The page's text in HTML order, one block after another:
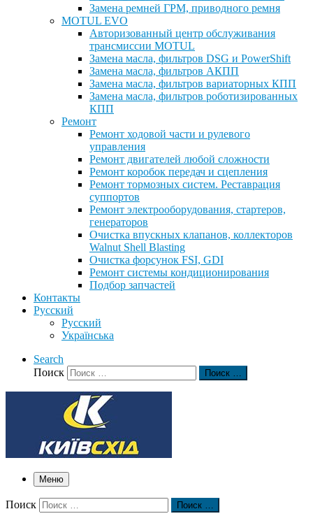
Замена ремней ГРМ, приводного ремня
MOTUL EVO
Авторизованный центр обслуживания
трансмиссии MOTUL
Замена масла, фильтров DSG и PowerShift
Замена масла, фильтров АКПП
Замена масла, фильтров вариаторных КПП
Замена масла, фильтров роботизированных
КПП
Ремонт
Ремонт ходовой части и рулевого
управления
Ремонт двигателей любой сложности
Ремонт коробок передач и сцепления
Ремонт тормозных систем. Реставрация
суппортов
Ремонт электрооборудования, стартеров,
генераторов
Очистка впускных клапанов, коллекторов
Walnut Shell Blasting
Очистка форсунок FSI, GDI
Ремонт системы кондиционирования
Подбор запчастей
Контакты
Русский
Русский
Українська
Search
Поиск
Поиск …
Меню
Поиск Поиск …